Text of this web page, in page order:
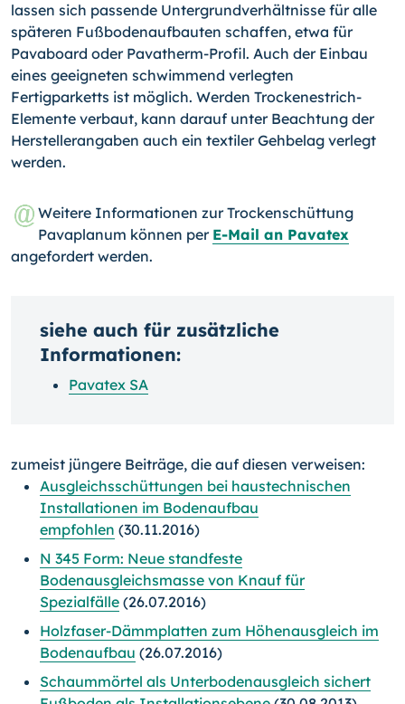
lassen sich passende Untergrundverhältnisse für alle
späteren Fußbodenaufbauten schaffen, etwa für
Pavaboard oder Pavatherm-Profil. Auch der Einbau
eines geeigneten schwimmend verlegten
Fertigparketts ist möglich. Werden Trockenestrich-
Elemente verbaut, kann darauf unter Beachtung der
Herstellerangaben auch ein textiler Gehbelag verlegt
werden.
Weitere Informationen zur Trockenschüttung
Pavaplanum können per E-Mail an Pavatex
angefordert werden.
siehe auch für zusätzliche
Informationen:
Pavatex SA
zumeist jüngere Beiträge, die auf diesen verweisen:
Ausgleichsschüttungen bei haustechnischen
Installationen im Bodenaufbau
empfohlen (30.11.2016)
N 345 Form: Neue standfeste
Bodenausgleichsmasse von Knauf für
Spezialfälle (26.07.2016)
Holzfaser-Dämmplatten zum Höhenausgleich im
Bodenaufbau (26.07.2016)
Schaummörtel als Unterbodenausgleich sichert